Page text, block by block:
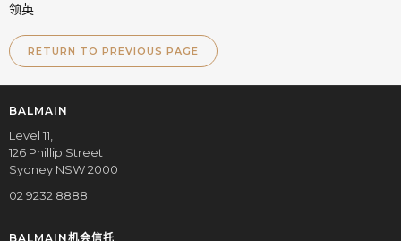
领英
RETURN TO PREVIOUS PAGE
BALMAIN
Level 11,
126 Phillip Street
Sydney NSW 2000
02 9232 8888
BALMAIN机会信托